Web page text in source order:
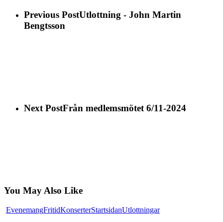
Previous PostUtlottning - John Martin
Bengtsson
Next PostFrån medlemsmötet 6/11-2024
You May Also Like
EvenemangFritidKonserterStartsidanUtlottningarGrattis